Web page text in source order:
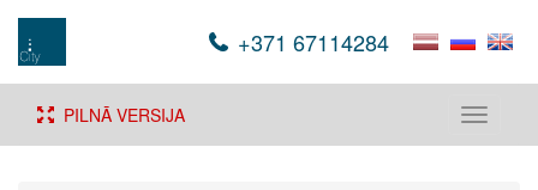
+371 67114284
Toggle
PILNĀ VERSIJA